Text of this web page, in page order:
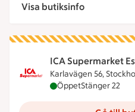
Visa butiksinfo
ICA Supermarket
Karlavägen 56,
ICA Supermarket
ÖppetStänger 22